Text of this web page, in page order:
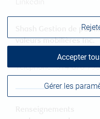
Shash Gestion de
omar.shash@rbc.com
Téléphone :514-878-
Gérer les
Accepter